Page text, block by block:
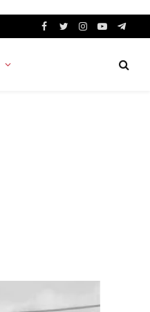
Facebook
TwitterInstagram
YouTube